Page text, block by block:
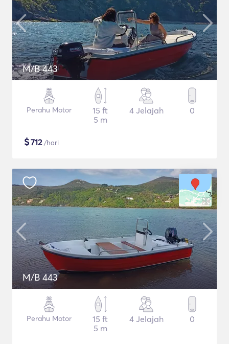
M/B 443
Perahu Motor
15 ft
5 m
4 Jelajah 0
$712/hari
M/B 443
Perahu Motor
15 ft
5 m
4 Jelajah 0